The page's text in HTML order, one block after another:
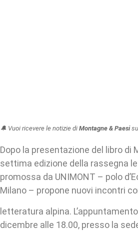
🔔 Vuoi ricevere le notizie di Montagne & Paesi
Dopo la presentazione del libro di
settima edizione della rassegna
promossa da UNIMONT – polo
Milano – propone nuovi incontri
letteratura alpina.
dicembre alle 18.00, presso la